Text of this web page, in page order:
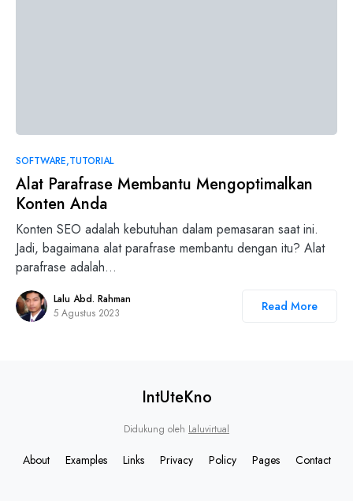
SOFTWARE TUTORIAL
Alat Parafrase Membantu Mengoptimalkan
Konten Anda
Konten SEO adalah kebutuhan dalam pemasaran saat ini.
Jadi, bagaimana alat parafrase membantu dengan itu? Alat
parafrase adalah…
Lalu Abd. Rahman
5 Agustus 2023
Read More
IntUteKno
Didukung oleh Laluvirtual
About Examples Links Privacy Policy Pages Contact